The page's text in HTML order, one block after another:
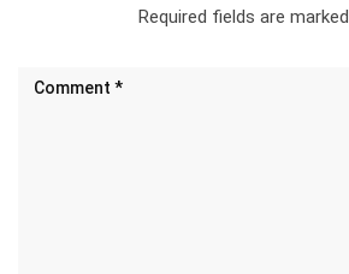
Required fields are marked